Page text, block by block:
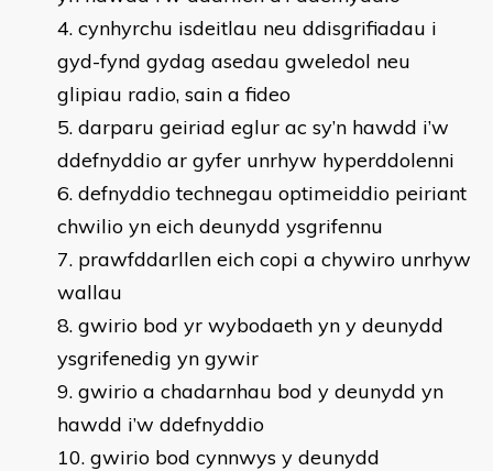
cynhyrchu isdeitlau neu ddisgrifiadau i
gyd-fynd gydag asedau gweledol neu
glipiau radio, sain a fideo
darparu geiriad eglur ac sy’n hawdd i’w
ddefnyddio ar gyfer unrhyw hyperddolenni
defnyddio technegau optimeiddio peiriant
chwilio yn eich deunydd ysgrifennu
prawfddarllen eich copi a chywiro unrhyw
wallau
gwirio bod yr wybodaeth yn y deunydd
ysgrifenedig yn gywir
gwirio a chadarnhau bod y deunydd yn
hawdd i’w ddefnyddio
gwirio bod cynnwys y deunydd